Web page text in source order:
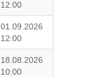
12:00
01.09.2026
12:00
18.08.2026
10:00